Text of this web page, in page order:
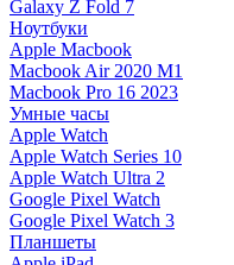
Galaxy Z Fold 7
Ноутбуки
Apple Macbook
Macbook Air 2020 M1
Macbook Pro 16 2023
Умные часы
Apple Watch
Apple Watch Series 10
Apple Watch Ultra 2
Google Pixel Watch
Google Pixel Watch 3
Планшеты